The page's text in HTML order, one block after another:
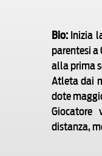
Bio:Inizia
parentesi
alla prima
Atleta dai
dote
distanza,